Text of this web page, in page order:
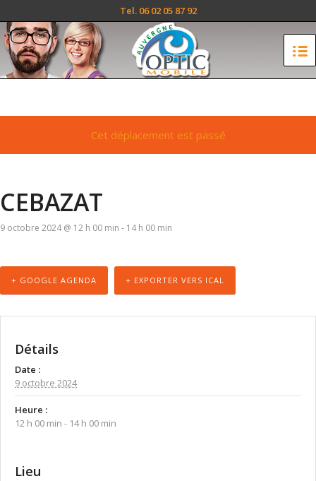
Tel. 06 02 05 87 92
Cet déplacement est passé
CEBAZAT
9 octobre 2024 @ 12 h 00 min - 14 h 00 min
+ GOOGLE AGENDA + EXPORTER VERS ICAL
Détails
Date :
9 octobre 2024
Heure :
12 h 00 min - 14 h 00 min
Lieu